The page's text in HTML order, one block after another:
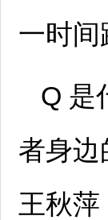
一时间
Q 是
者身边
王秋萍